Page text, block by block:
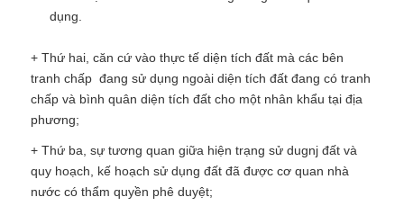
dụng.
+ Thứ hai, căn cứ vào thực tế diện tích đất mà các bên
tranh chấp đang sử dụng ngoài diện tích đất đang có tranh
chấp và bình quân diện tích đất cho một nhân khẩu tại địa
phương;
+ Thứ ba, sự tương quan giữa hiện trạng sử dugnj đất và
quy hoạch, kế hoạch sử dụng đất đã được cơ quan nhà
nước có thẩm quyền phê duyệt;